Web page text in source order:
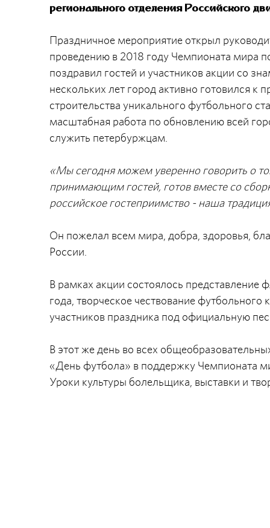
регионального отделения Российского
Праздничное мероприятие открыл
проведению в 2018 году Чемпионата мира
поздравил гостей и участников акции со
нескольких лет город активно готовился
строительства уникального футбольного
масштабная работа по обновлению всей
служить петербуржцам.
«Мы сегодня можем уверенно говорить о
принимающим гостей, готов вместе со
российское гостеприимство - наша
Он пожелал всем мира, добра, здоровья,
России.
В рамках акции состоялось
года, творческое чествование
участников праздника под официальную
В этот же день во всех
«День футбола» в поддержку Чемпионата
Уроки культуры болельщика, выставки и